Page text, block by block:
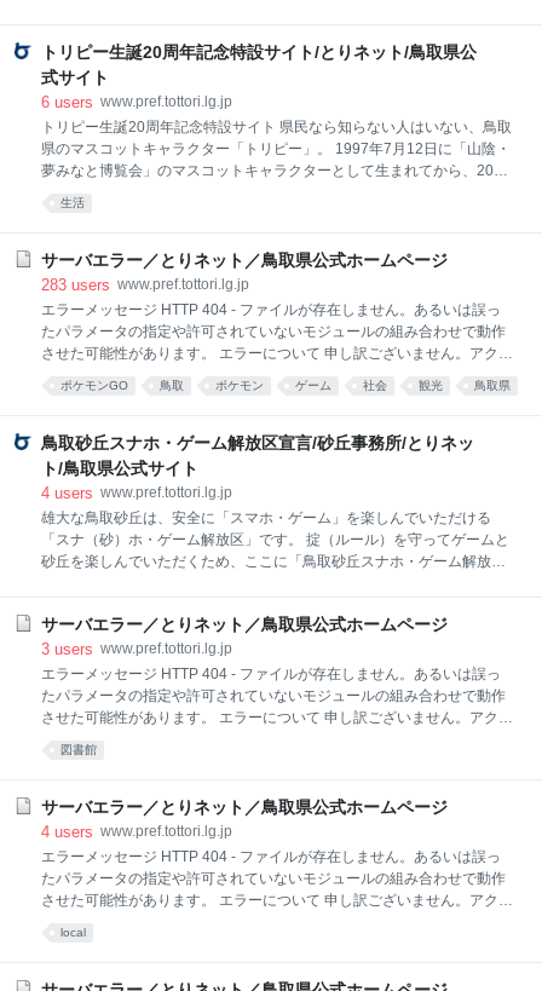
れたアドレス）を担当の所属までご連絡くださいます
ようお願いします。 なお、担当の所属は、連絡先一覧
からお探しください。
願いします。 アドレス（URL）を直接入力された場合は、入力誤りがな
いかご確認ください。 「ホームへもどる」からトップページを表示し、
検索ボックスから検索をお願いします。 リンクをクリックしてこのペー
ジに到達された場合は、リンクが切れていますので、リンク元のアドレ
ス（本エラーページのアドレスではなく、クリックされたアドレス）を
担当の所属までご連絡くださいますようお願いします。 なお、担当の所
トリピー生誕20周年記念特設サイト/とりネット/鳥取県公
式サイト
6 users www.pref.tottori.lg.jp
トリピー生誕20周年記念特設サイト 県民なら知らない人はいない、鳥取
県のマスコットキャラクター「トリピー」。 1997年7月12日に「山陰・
夢みなと博覧会」のマスコットキャラクターとして生まれてから、2017
年で20年。 いろいろなことがあった、トリピーと鳥取県の20年を振り
返ります。
生活
サーバエラー／とりネット／鳥取県公式ホームページ
283 users www.pref.tottori.lg.jp
エラーメッセージ HTTP 404 - ファイルが存在しません。あるいは誤っ
たパラメータの指定や許可されていないモジュールの組み合わせで動作
させた可能性があります。 エラーについて 申し訳ございません。アクセ
スされようとしたページは、変更、削除、掲示期間終了などの理由によ
り表示できませんでした。 お手数ですが、以下の方法によりご対応をお
いかご確認ください。 「ホームへもどる」からトップページを表示し、
検索ボックスから検索をお願いします。 リンクをクリックしてこのペー
ジに到達された場合は、リンクが切れていますので、リンク元のアドレ
担当の所属までご連絡くださいますようお願いします。 なお、担当の所
属は、連絡先一覧からお探しください。
ポケモンGO 鳥取 ポケモン ゲーム 社会 観光 鳥取県
鳥取砂丘スナホ・ゲーム解放区宣言/砂丘事務所/とりネッ
ト/鳥取県公式サイト
4 users www.pref.tottori.lg.jp
雄大な鳥取砂丘は、安全に「スマホ・ゲーム」を楽しんでいただける
「スナ（砂）ホ・ゲーム解放区」です。 掟（ルール）を守ってゲームと
砂丘を楽しんでいただくため、ここに「鳥取砂丘スナホ・ゲーム解放
楽しめる鳥取砂丘で、掟（おきて）を守ってゲットしてください。 ここ
に、「鳥取砂丘スナホ・ゲーム解放区」を宣言します。 平成２８年７月
２５日 鳥取県 掟（おきて） １熱中症や事故・ケガがないよう、注意し
ましょう。 ２砂丘のかわいい生き物や、他の人に、迷惑をかけないよう
にしましょう。 ３雄大な砂丘の景色や昆虫・砂丘植物などを、楽しみま
サーバエラー／とりネット／鳥取県公式ホームページ
3 users www.pref.tottori.lg.jp
エラーメッセージ HTTP 404 - ファイルが存在しません。あるいは誤っ
たパラメータの指定や許可されていないモジュールの組み合わせで動作
させた可能性があります。 エラーについて 申し訳ございません。アクセ
スされようとしたページは、変更、削除、掲示期間終了などの理由によ
り表示できませんでした。 お手数ですが、以下の方法によりご対応をお
いかご確認ください。 「ホームへもどる」からトップページを表示し、
検索ボックスから検索をお願いします。 リンクをクリックしてこのペー
ジに到達された場合は、リンクが切れていますので、リンク元のアドレ
ス（本エラーページのアドレスではなく、クリックされたアドレス）を
担当の所属までご連絡くださいますようお願いします。 なお、担当の所
図書館
サーバエラー／とりネット／鳥取県公式ホームページ
4 users www.pref.tottori.lg.jp
エラーメッセージ HTTP 404 - ファイルが存在しません。あるいは誤っ
たパラメータの指定や許可されていないモジュールの組み合わせで動作
させた可能性があります。 エラーについて 申し訳ございません。アクセ
いかご確認ください。 「ホームへもどる」からトップページを表示し、
local